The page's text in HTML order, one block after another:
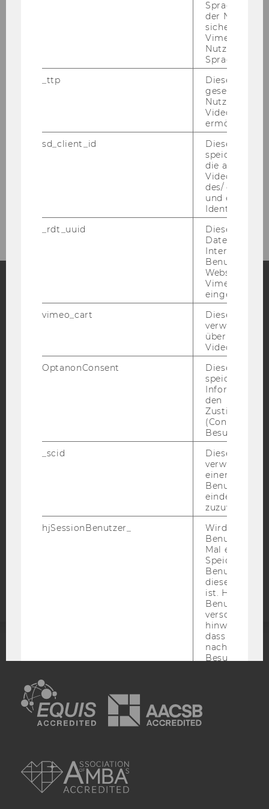
Moritz Zoppel
FacebookInstagramBlog
Bluesky
BARRIEREFREIHEITSERKLÄRUNG WEBSEITE
DATENSCHUTZERKLÄRUNG SOCIAL MEDIA
STUDIENBEWERBER*INNEN UND STUDIERENDE
COOKIE EINSTELLUNGEN
Barrierefreiheitserklärung
EQUIS
der
Vimeo in der
Nutzer
Sprache
_ttp
Dieser
gesetzt, um
Nutzung des
Videoplayers
ermöglichen
sd_client_id
Dieses Cookie
speichert
die aktuellen
des/ der
und einen
_rdt_uuid
Dieses
Daten über
Interaktionen
Websites, auf
Vimeo-Video
eingebettet
vimeo_cart
Dieses
verwendet,
überprüfen,
Video
OptanonConsent
Dieses Cookie
speichert
den
(Consent)
Besuchers.
_scid
Dieses
verwendet,
einem/einer
Benutzer*in
eindeutige ID
zuzuweisen
hjSessionBenutzer_
Wird gesetzt,
Benutzer
Mal eine
Speichert die
Benutzer-ID,
diese Seite
ist. Hotjar
Benutzer
verschiedene
hinweg.Stellt
dass Daten
Besuchen auf
_hjid